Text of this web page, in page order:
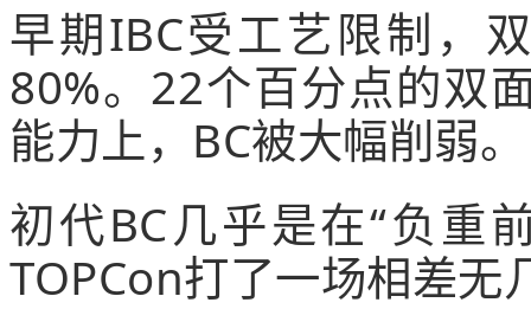
早期IBC受工艺限制，
80%。22个百分点的双
能力上，BC被大幅削弱。
初代BC几乎是在“负重
TOPCon打了一场相差无